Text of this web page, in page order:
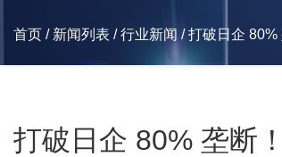
首页 / 新闻列表 /行业新闻 /打破日企 80%
打破日企 80% 垄断